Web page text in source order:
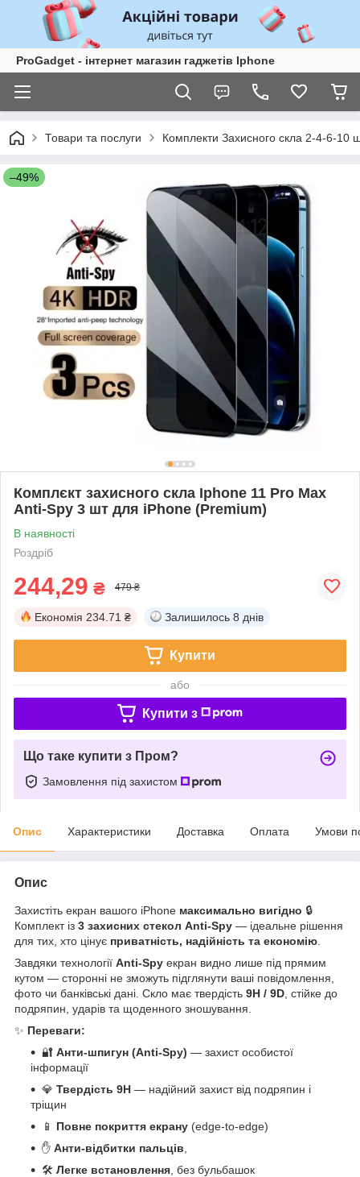
ProGadget - iнтернет магазин гаджетів Iphone
Товари та послуги Комплекти Захисного скла 2-4-6-10
–49%
Комплєкт захисного скла Iphone 11 Pro Max
Anti-Spy 3 шт для iPhone (Premium)
В наявності
Роздріб
244,29 ₴ 479 ₴
Економія 234.71 ₴ Залишилось 8 днів
Купити
або
Купити з
Що таке купити з Пром?
Замовлення під захистом
Опис Характеристики Доставка Оплата Умови
Опис
Захистіть екран вашого iPhone максимально вигідно 🔒
Комплект із 3 захисних стекол Anti-Spy — ідеальне рішення
для тих, хто цінує приватність, надійність та економію
Завдяки технології Anti-Spy екран видно лише під прямим
кутом — сторонні не зможуть підглянути ваші повідомлення,
фото чи банківські дані. Скло має твердість 9H / 9D , стійке до
подряпин, ударів та щоденного зношування.
✨ Переваги:
🔐 Анти-шпигун (Anti-Spy) — захист особистої
інформації
💎 Твердість 9H — надійний захист від подряпин і
тріщин
📱 Повне покриття екрану (edge-to-edge)
✋ Анти-відбитки пальців
🛠 Легке встановлення , без бульбашок